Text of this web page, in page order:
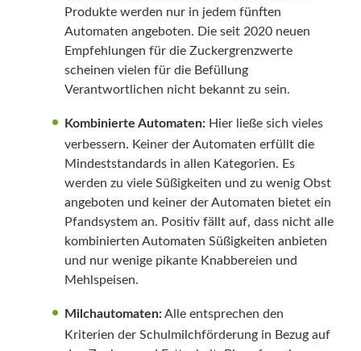
Produkte werden nur in jedem fünften
Automaten angeboten. Die seit 2020 neuen
Empfehlungen für die Zuckergrenzwerte
scheinen vielen für die Befüllung
Verantwortlichen nicht bekannt zu sein.
Kombinierte Automaten: Hier ließe sich vieles
verbessern. Keiner der Automaten erfüllt die
Mindeststandards in allen Kategorien. Es
werden zu viele Süßigkeiten und zu wenig Obst
angeboten und keiner der Automaten bietet ein
Pfandsystem an. Positiv fällt auf, dass nicht alle
kombinierten Automaten Süßigkeiten anbieten
und nur wenige pikante Knabbereien und
Mehlspeisen.
Milchautomaten:Alle entsprechen den
Kriterien der Schulmilchförderung in Bezug auf